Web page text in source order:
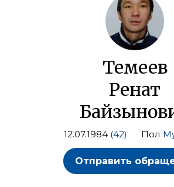
Темеев
Ренат
12.07.1984 (42) Пол
Отправить